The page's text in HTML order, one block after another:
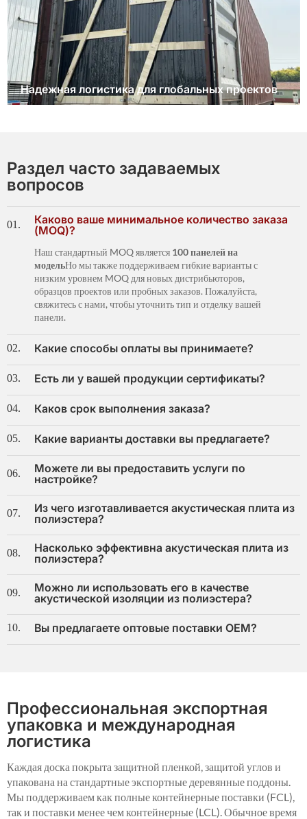
Надежная логистика для глобальных проектов
Раздел часто задаваемых
вопросов
01. Каково ваше минимальное количество заказа
(MOQ)?
Наш стандартный MOQ является 100 панелей на
модельНо мы также поддерживаем гибкие варианты с
низким уровнем MOQ для новых дистрибьюторов,
образцов проектов или пробных заказов. Пожалуйста,
свяжитесь с нами, чтобы уточнить тип и отделку вашей
панели.
02. Какие способы оплаты вы принимаете?
03. Есть ли у вашей продукции сертификаты?
04. Каков срок выполнения заказа?
05. Какие варианты доставки вы предлагаете?
06. Можете ли вы предоставить услуги по
настройке?
07. Из чего изготавливается акустическая плита из
полиэстера?
08. Насколько эффективна акустическая плита из
полиэстера?
09. Можно ли использовать его в качестве
акустической изоляции из полиэстера?
10. Вы предлагаете оптовые поставки OEM?
Профессиональная экспортная
упаковка и международная
логистика
Каждая доска покрыта защитной пленкой, защитой углов и
упакована на стандартные экспортные деревянные поддоны.
Мы поддерживаем как полные контейнерные поставки (FCL),
так и поставки менее чем контейнерные (LCL). Обычное время